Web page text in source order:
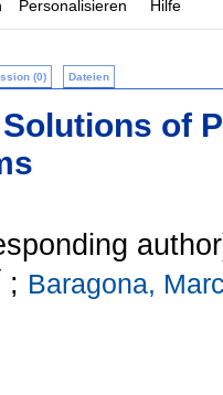
Personalisieren Hilfe
(0) Dateien
of
; Baragona,